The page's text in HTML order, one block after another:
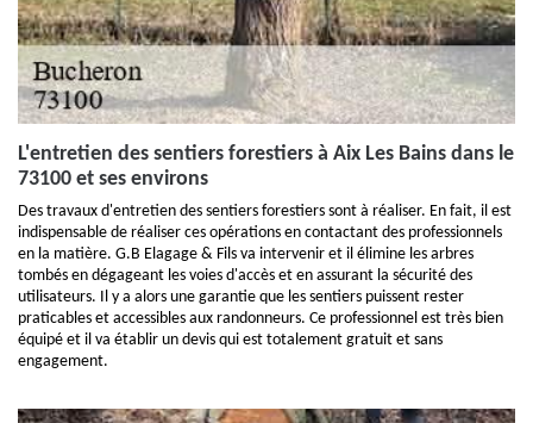
L'entretien des sentiers forestiers à Aix Les Bains dans le
73100 et ses environs
Des travaux d'entretien des sentiers forestiers sont à réaliser. En fait, il est
indispensable de réaliser ces opérations en contactant des professionnels
en la matière. G.B Elagage & Fils va intervenir et il élimine les arbres
tombés en dégageant les voies d'accès et en assurant la sécurité des
utilisateurs. Il y a alors une garantie que les sentiers puissent rester
praticables et accessibles aux randonneurs. Ce professionnel est très bien
équipé et il va établir un devis qui est totalement gratuit et sans
engagement.